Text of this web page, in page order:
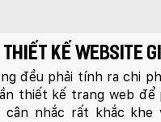
thiết kế website
đều phải tính ra chi
thiết kế trang web
cân nhắc rất khắc